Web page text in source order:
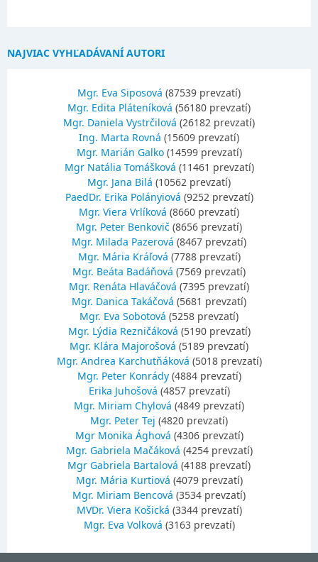
NAJVIAC VYHĽADÁVANÍ AUTORI
Mgr. Eva Siposová (87539 prevzatí)
Mgr. Edita Pláteníková (56180 prevzatí)
Mgr. Daniela Vystrčilová (26182 prevzatí)
Ing. Marta Rovná (15609 prevzatí)
Mgr. Marián Galko(14599 prevzatí)
Mgr Natália Tomášková (11461 prevzatí)
Mgr. Jana Bilá (10562 prevzatí)
PaedDr. Erika Polányiová (9252 prevzatí)
Mgr. Viera Vrlíková (8660 prevzatí)
Mgr. Peter Benkovič (8656 prevzatí)
Mgr. Milada Pazerová (8467 prevzatí)
Mgr. Mária Kráľová (7788 prevzatí)
Mgr. Beáta Badáňová (7569 prevzatí)
Mgr. Renáta Hlaváčová (7395 prevzatí)
Mgr. Danica Takáčová (5681 prevzatí)
Mgr. Eva Sobotová (5258 prevzatí)
Mgr. Lýdia Rezničáková (5190 prevzatí)
Mgr. Klára Majorošová (5189 prevzatí)
Mgr. Andrea Karchutňáková (5018 prevzatí)
Mgr. Peter Konrády(4884 prevzatí)
Erika Juhošová (4857 prevzatí)
Mgr. Miriam Chylová (4849 prevzatí)
Mgr. Peter Tej (4820 prevzatí)
Mgr Monika Ághová (4306 prevzatí)
Mgr. Gabriela Mačáková (4254 prevzatí)
Mgr Gabriela Bartalová (4188 prevzatí)
Mgr. Mária Kurtiová (4079 prevzatí)
Mgr. Miriam Bencová (3534 prevzatí)
MVDr. Viera Košická (3344 prevzatí)
Mgr. Eva Volková (3163 prevzatí)